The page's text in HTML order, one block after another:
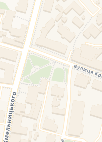
If you see this